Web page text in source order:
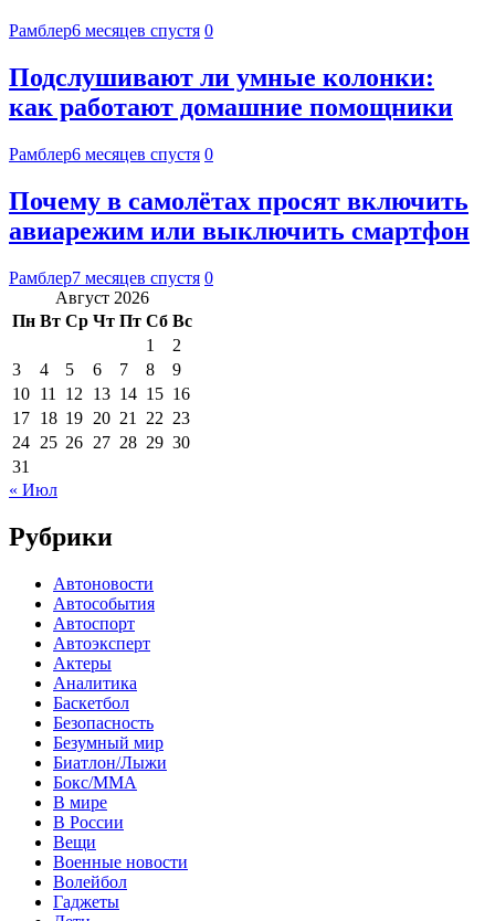
Рамблер6 месяцев спустя 0
Подслушивают ли умные колонки:
как работают домашние помощники
Рамблер6 месяцев спустя 0
Почему в самолётах просят включить
авиарежим или выключить смартфон
Рамблер7 месяцев спустя 0
Август 2026
Пн Вт Ср Чт Пт Сб Вс
1
2
3
4 5 6 7 8
9
10 11 12 13 14 15 16
17 18 19 20 21 22 23
24 25 26 27 28 29 30
31
« Июл
Рубрики
Автоновости
Автособытия
Автоспорт
Автоэксперт
Актеры
Аналитика
Баскетбол
Безопасность
Безумный мир
Биатлон/Лыжи
Бокс/MMA
В мире
В России
Вещи
Военные новости
Волейбол
Гаджеты